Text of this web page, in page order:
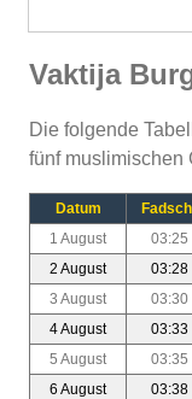
Vaktija
Die folgende
fünf muslimischen
Datum
1 August
03:25
2 August
03:28
3 August
03:30
4 August
03:33
5 August
03:35
6 August
03:38